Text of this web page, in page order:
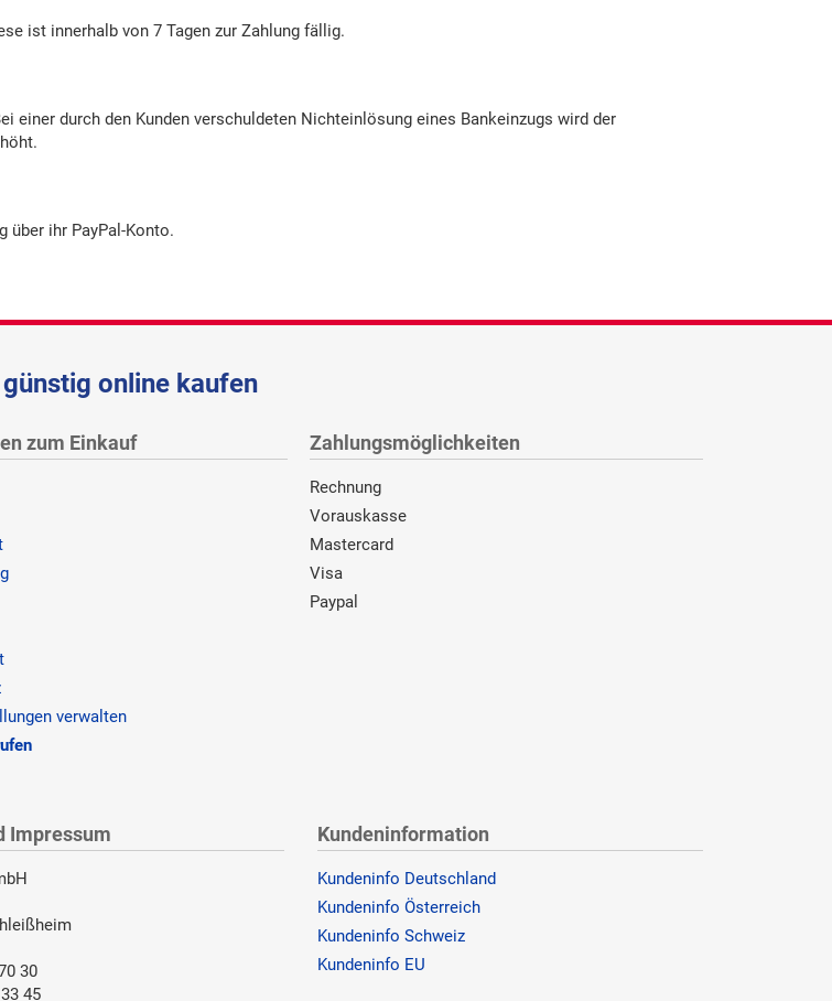
ist innerhalb von 7 Tagen zur Zahlung fällig.
einer durch den Kunden verschuldeten Nichteinlösung eines Bankeinzugs wird der
über ihr PayPal-Konto.
online kaufen
zum Einkauf
verwalten
Zahlungsmöglichkeiten
Rechnung
Vorauskasse
Mastercard
Visa
Paypal
Impressum
30
45
Kundeninformation
Kundeninfo Deutschland
Kundeninfo Österreich
Kundeninfo Schweiz
Kundeninfo EU